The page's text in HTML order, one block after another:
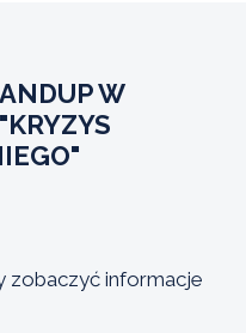
W
zobaczyć informacje